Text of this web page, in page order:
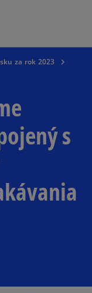
za rok 2023
s